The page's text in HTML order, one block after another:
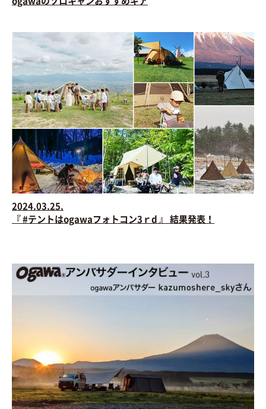
2024.03.25.
『 #テントはogawaフォトコン3ｒd 』 結果発表！